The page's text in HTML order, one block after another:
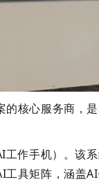
的核心服务商，
工作手机）。该
工具矩阵，涵盖AI